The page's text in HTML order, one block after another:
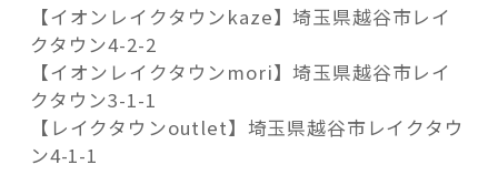
【イオンレイクタウンkaze】埼玉県越谷市レイ
クタウン4-2-2
【イオンレイクタウンmori】埼玉県越谷市レイ
クタウン3-1-1
【レイクタウンoutlet】埼玉県越谷市レイクタウ
ン4-1-1